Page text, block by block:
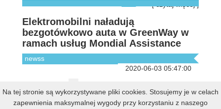
Elektromobilni naładują
bezgotówkowo auta w GreenWay w
ramach usług Mondial Assistance
newss
2020-06-03 05:47:00
Na tej stronie są wykorzystywane pliki cookies. Stosujemy je w celach
zapewnienia maksymalnej wygody przy korzystaniu z naszego